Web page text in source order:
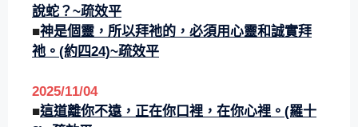
說蛇？~疏效平
■神是個靈，所以拜祂的，必須用心靈和誠實拜
祂。(約四24)~疏效平
2025/11/04
■這道離你不遠，正在你口裡，在你心裡。(羅十